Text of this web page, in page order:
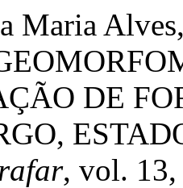
Maria
DE
, vol. 13,